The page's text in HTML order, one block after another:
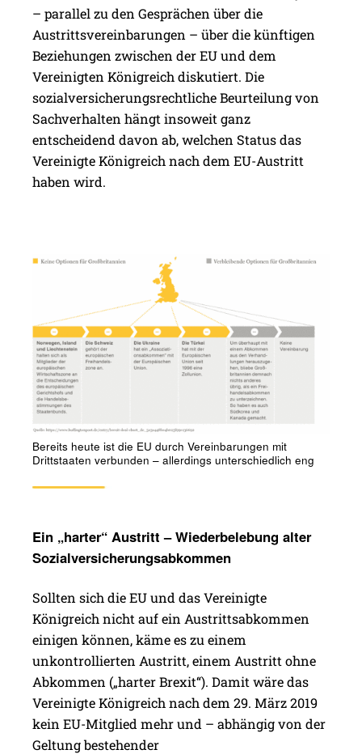
– parallel zu den Gesprächen über die
Austrittsvereinbarungen – über die künftigen
Beziehungen zwischen der EU und dem
Vereinigten Königreich diskutiert. Die
sozialversicherungsrechtliche Beurteilung von
Sachverhalten hängt insoweit ganz
entscheidend davon ab, welchen Status das
Vereinigte Königreich nach dem EU-Austritt
haben wird.
Bereits heute ist die EU durch Vereinbarungen mit
Drittstaaten verbunden – allerdings unterschiedlich eng
Ein „harter“ Austritt – Wieder­bele­bung alter
Sozi­al­ver­si­che­rung­s­abkommen
Sollten sich die EU und das Vereinigte
Königreich nicht auf ein Austrittsabkommen
einigen können, käme es zu einem
unkontrollierten Austritt, einem Austritt ohne
Abkommen („harter Brexit“). Damit wäre das
Vereinigte Königreich nach dem 29. März 2019
kein EU-Mitglied mehr und – abhängig von der
Geltung bestehender